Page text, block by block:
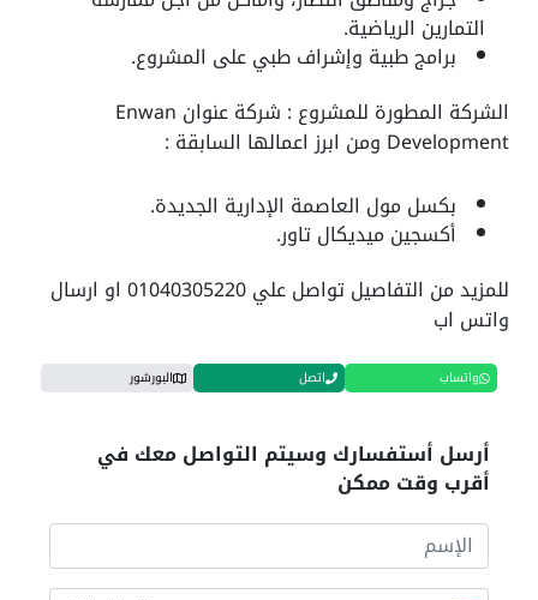
التمارين الرياضية.
برامج طبية وإشراف طبي على المشروع.
الشركة المطورة للمشروع : شركة عنوان Enwan
Development ومن ابرز اعمالها السابقة :
بكسل مول العاصمة الإدارية الجديدة.
أكسجين ميديكال تاور.
للمزيد من التفاصيل تواصل علي 01040305220 او ارسال
واتس اب
واتساب اتصل البورشور
أرسل أستفسارك وسيتم التواصل معك في
أقرب وقت ممكن